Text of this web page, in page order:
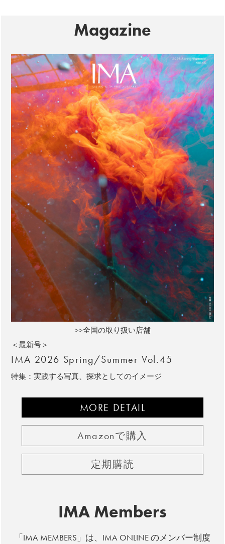
Magazine
>>全国の取り扱い店舗
＜最新号＞
IMA 2026 Spring/Summer Vol.45
特集：実践する写真、探求としてのイメージ
MORE DETAIL
Amazonで購入
定期購読
IMA Members
「IMA MEMBERS」は、IMA ONLINE のメンバー制度